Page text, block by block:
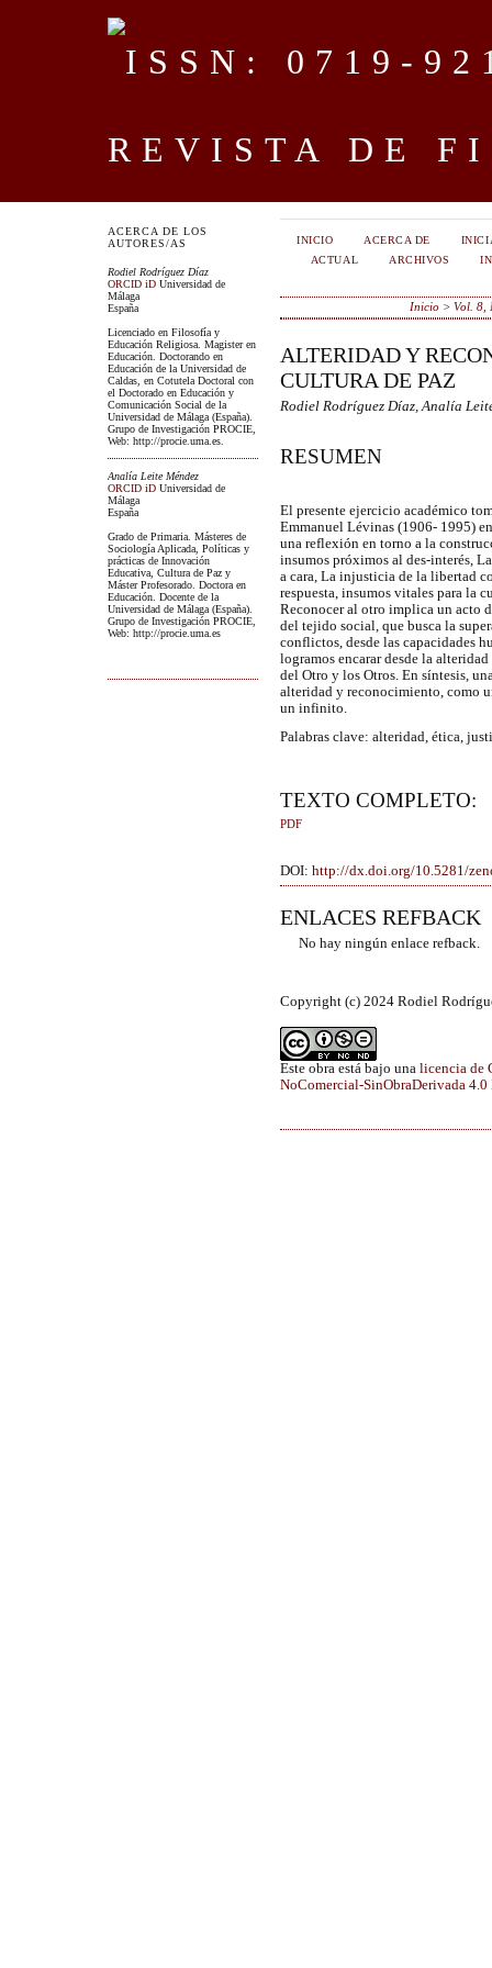
REVISTA DE
ACERCA DE LOS
AUTORES/AS
Rodiel Rodríguez Díaz
ORCID iD Universidad de
Málaga
España
Licenciado en Filosofía y
Educación Religiosa. Magister en
Educación. Doctorando en
Educación de la Universidad de
Caldas, en Cotutela Doctoral con
el Doctorado en Educación y
Comunicación Social de la
Universidad de Málaga (España).
Grupo de Investigación PROCIE,
Web: http://procie.uma.es.
Analía Leite Méndez
ORCID iD Universidad de
Málaga
España
Grado de Primaria. Másteres de
Sociología Aplicada, Políticas y
prácticas de Innovación
Educativa, Cultura de Paz y
Máster Profesorado. Doctora en
Educación. Docente de la
Universidad de Málaga (España).
Grupo de Investigación PROCIE,
Web: http://procie.uma.es
INICIO ACERCA DE
ACTUAL
ARCHIVOS
Inicio> Vol. 8,
ALTERIDAD Y
CULTURA DE PAZ
Rodiel Rodríguez Díaz, Analía
RESUMEN
El presente ejercicio académico
Emmanuel Lévinas (1906- 1995)
una reflexión en torno a la
insumos próximos al des-interés,
a cara, La injusticia de la libertad
respuesta, insumos vitales para la
Reconocer al otro implica un acto
del tejido social, que busca la
conflictos, desde las capacidades
logramos encarar desde la
del Otro y los Otros. En síntesis,
alteridad y reconocimiento, como
un infinito.
Palabras clave: alteridad, ética,
TEXTO COMPLETO:
PDF
DOI: http://dx.doi.org/10.5281/
ENLACES REFBACK
No hay ningún enlace refback.
Copyright (c) 2024 Rodiel
Este obra está bajo una licencia de
NoComercial-SinObraDerivada